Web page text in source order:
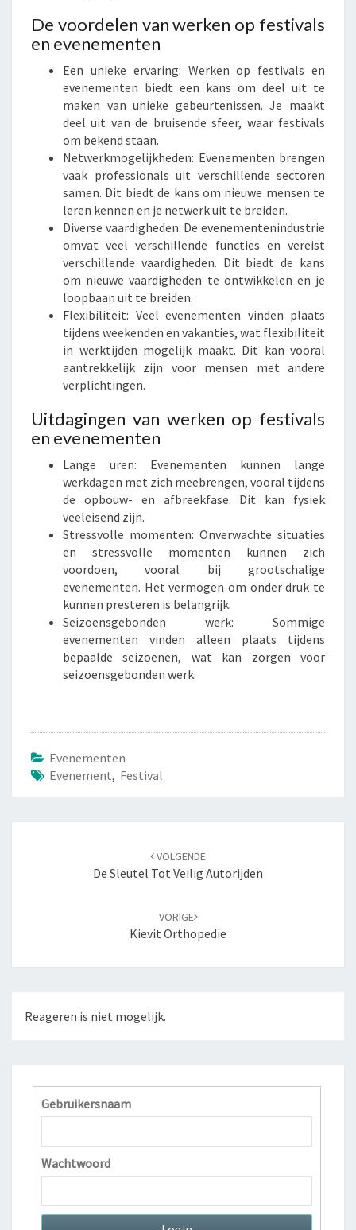
De voordelen van werken op festivals
en evenementen
Een unieke ervaring: Werken op festivals en
evenementen biedt een kans om deel uit te
maken van unieke gebeurtenissen. Je maakt
deel uit van de bruisende sfeer, waar festivals
om bekend staan.
Netwerkmogelijkheden: Evenementen brengen
vaak professionals uit verschillende sectoren
samen. Dit biedt de kans om nieuwe mensen te
leren kennen en je netwerk uit te breiden.
Diverse vaardigheden: De evenementenindustrie
omvat veel verschillende functies en vereist
verschillende vaardigheden. Dit biedt de kans
om nieuwe vaardigheden te ontwikkelen en je
loopbaan uit te breiden.
Flexibiliteit: Veel evenementen vinden plaats
tijdens weekenden en vakanties, wat flexibiliteit
in werktijden mogelijk maakt. Dit kan vooral
aantrekkelijk zijn voor mensen met andere
verplichtingen.
Uitdagingen van werken op festivals
en evenementen
Lange uren: Evenementen kunnen lange
werkdagen met zich meebrengen, vooral tijdens
de opbouw- en afbreekfase. Dit kan fysiek
veeleisend zijn.
Stressvolle momenten: Onverwachte situaties
en stressvolle momenten kunnen zich
voordoen, vooral bij grootschalige
evenementen. Het vermogen om onder druk te
kunnen presteren is belangrijk.
Seizoensgebonden werk: Sommige
evenementen vinden alleen plaats tijdens
bepaalde seizoenen, wat kan zorgen voor
seizoensgebonden werk.
Evenementen
Evenement, Festival
VOLGENDE
De Sleutel Tot Veilig Autorijden
VORIGE
Kievit Orthopedie
Reageren is niet mogelijk.
Gebruikersnaam
Wachtwoord